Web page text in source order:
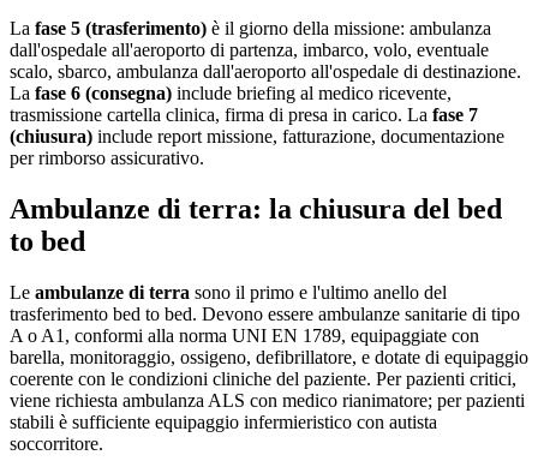
La fase 5 (trasferimento) è il giorno della missione: ambulanza
dall'ospedale all'aeroporto di partenza, imbarco, volo, eventuale
scalo, sbarco, ambulanza dall'aeroporto all'ospedale di destinazione.
La fase 6 (consegna) include briefing al medico ricevente,
trasmissione cartella clinica, firma di presa in carico. La fase 7
(chiusura) include report missione, fatturazione, documentazione
per rimborso assicurativo.
Ambulanze di terra: la chiusura del bed
to bed
Le ambulanze di terra sono il primo e l'ultimo anello del
trasferimento bed to bed. Devono essere ambulanze sanitarie di tipo
A o A1, conformi alla norma UNI EN 1789, equipaggiate con
barella, monitoraggio, ossigeno, defibrillatore, e dotate di equipaggio
coerente con le condizioni cliniche del paziente. Per pazienti critici,
viene richiesta ambulanza ALS con medico rianimatore; per pazienti
stabili è sufficiente equipaggio infermieristico con autista
soccorritore.